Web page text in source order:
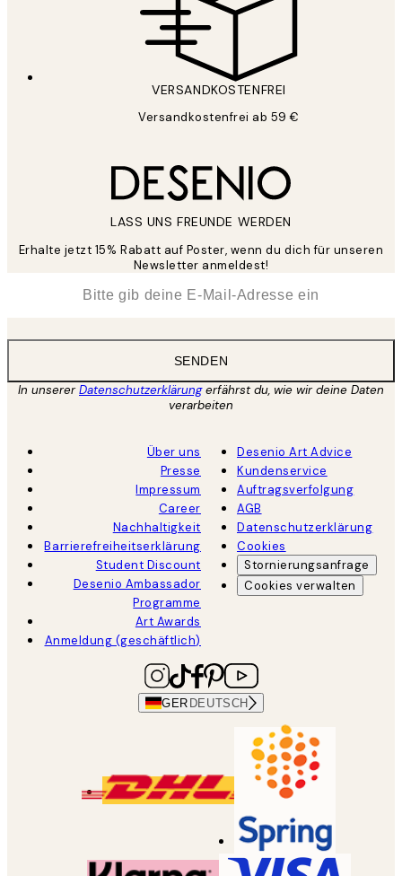
VERSANDKOSTENFREI
Versandkostenfrei ab 59 €
LASS UNS FREUNDE WERDEN
Erhalte jetzt 15% Rabatt auf Poster, wenn du dich für unseren
Newsletter anmeldest!
SENDEN
In unsererDatenschutzerklärungerfährst du, wie wir deine Daten
verarbeiten
Über uns
Presse
Impressum
Career
Nachhaltigkeit
Barrierefreiheitserklärung
Student Discount
Desenio Ambassador
Programme
Art Awards
Anmeldung (geschäftlich)
Desenio Art Advice
Kundenservice
Auftragsverfolgung
AGB
Datenschutzerklärung
Cookies
Stornierungsanfrage
Cookies verwalten
GER DEUTSCH